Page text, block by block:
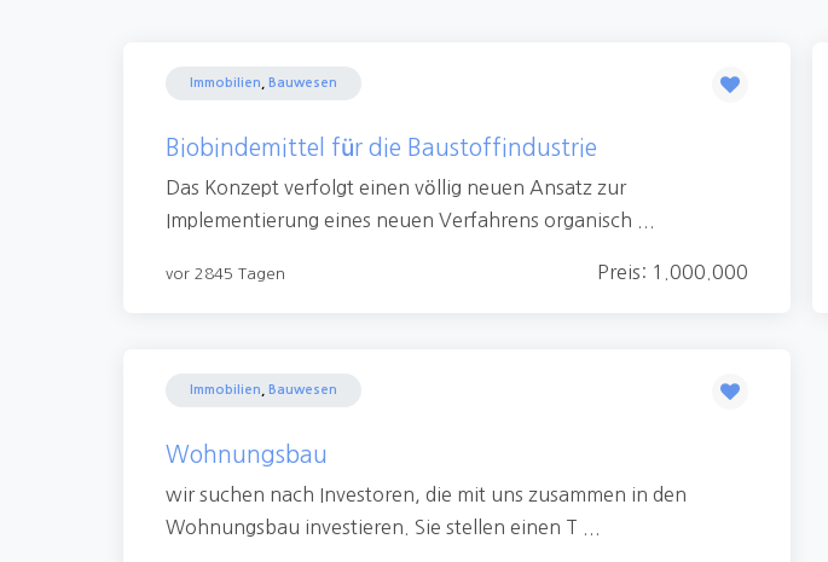
Immobilien Bauwesen
Biobindemittel für die Baustoffindustrie
Das Konzept verfolgt einen völlig neuen Ansatz zur
Implementierung eines neuen Verfahrens organisch ...
vor 2845 Tagen Preis: 1.000.000
Immobilien Bauwesen
Wohnungsbau
wir suchen nach Investoren, die mit uns zusammen in den
Wohnungsbau investieren. Sie stellen einen T ...